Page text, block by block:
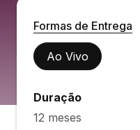
Formas de Entrega
Ao Vivo
Duração
12 meses